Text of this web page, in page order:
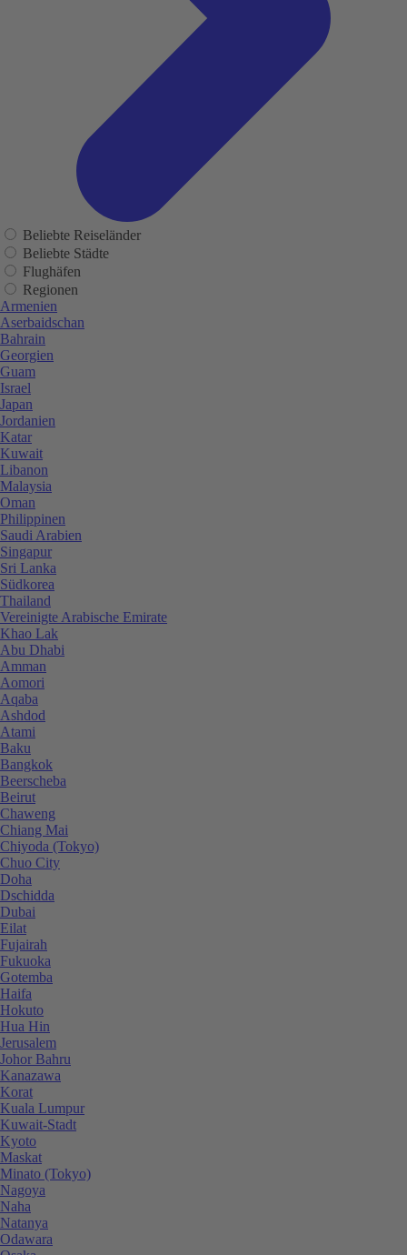
Beliebte Reiseländer
Beliebte Städte
Flughäfen
Regionen
Armenien
Aserbaidschan
Bahrain
Georgien
Guam
Israel
Japan
Jordanien
Katar
Kuwait
Libanon
Malaysia
Oman
Philippinen
Saudi Arabien
Singapur
Sri Lanka
Südkorea
Thailand
Vereinigte Arabische Emirate
Khao Lak
Abu Dhabi
Amman
Aomori
Aqaba
Ashdod
Atami
Baku
Bangkok
Beerscheba
Beirut
Chaweng
Chiang Mai
Chiyoda (Tokyo)
Chuo City
Doha
Dschidda
Dubai
Eilat
Fujairah
Fukuoka
Gotemba
Haifa
Hokuto
Hua Hin
Jerusalem
Johor Bahru
Kanazawa
Korat
Kuala Lumpur
Kuwait-Stadt
Kyoto
Maskat
Minato (Tokyo)
Nagoya
Naha
Natanya
Odawara